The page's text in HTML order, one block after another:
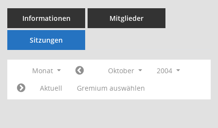
Informationen Mitglieder
Sitzungen
Monat Oktober
2004
Aktuell
Gremium auswählen